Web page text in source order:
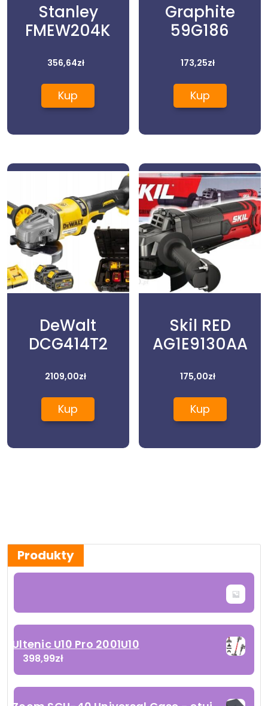
Stanley
FMEW204K
356,64zł
Kup
Graphite
59G186
173,25zł
Kup
DeWalt
DCG414T2
2109,00zł
Kup
Skil RED
AG1E9130AA
175,00zł
Kup
Produkty
Ultenic U10 Pro 2001U10
398,99zł